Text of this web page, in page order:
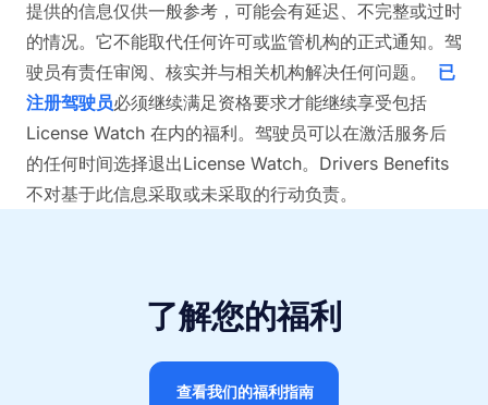
提供的信息仅供一般参考，可能会有延迟、不完整或过时
的情况。它不能取代任何许可或监管机构的正式通知。驾
驶员有责任审阅、核实并与相关机构解决任何问题。 已
注册驾驶员必须继续满足资格要求才能继续享受包括
License Watch 在内的福利。驾驶员可以在激活服务后
的任何时间选择退出License Watch。Drivers Benefits
不对基于此信息采取或未采取的行动负责。
了解您的福利
查看我们的福利指南